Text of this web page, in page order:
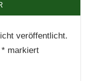
veröffentlicht.
*markiert